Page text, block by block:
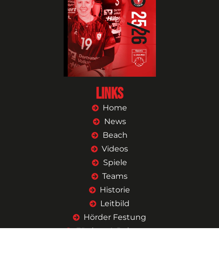
Links
Home
News
Beach
Videos
Spiele
Teams
Historie
Leitbild
Hörder Festung
Fördern & Beitreten